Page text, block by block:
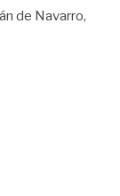
de Navarro,